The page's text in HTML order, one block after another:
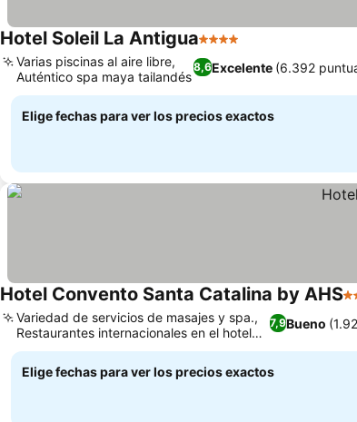
Hotel Soleil La Antigua4 Estrellas
8,6Excelente (6.392
Varias piscinas al aire libre,
Auténtico spa maya tailandés
Elige fechas para ver los precios exactos
Hotel Convento Santa Catalina by AHS3
7,9Bueno
Variedad de servicios de masajes y spa.,
Restaurantes internacionales en el hotel
Del Arco
Elige fechas para ver los precios exactos